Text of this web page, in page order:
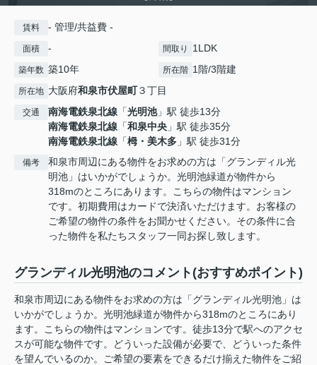
賃料 - 管理/共益費 -
面積 - 間取り 1LDK
築年数 築10年 所在階 1階/3階建
所在地 大阪府和泉市伏屋町３丁目
交通 南海電鉄泉北線 「光明池」駅 徒歩13分
南海電鉄泉北線 「和泉中央 」駅 徒歩35分
南海電鉄泉北線 「栂・美木多 」駅 徒歩31分
備考
和泉市周辺にある物件をお求めの方は「グランディル光
明池」はいかがでしょうか。光明池緑道が物件から
318mのところにあります。こちらの物件はマンション
です。初期費用はカードで決済いただけます。お客様の
ご希望の物件の条件をお聞かせください。その条件に合
った物件を私たちスタッフ一同お探し致します。
グランディル光明池のコメント(おすすめポイント)
和泉市周辺にある物件をお求めの方は「グランディル光明池」は
いかがでしょうか。光明池緑道が物件から318mのところにあり
ます。こちらの物件はマンションです。徒歩13分で駅へのアクセ
スが可能な物件です。どういった設備が必要で、どういった条件
を望んでいるのか。ご希望の要素をできるだけ揃えた物件をご紹